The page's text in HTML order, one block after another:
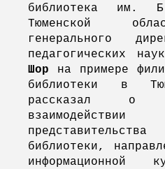
библиотека им.
Тюменской
генерального
педагогических
Шор на примере
библиотеки в
рассказал о
взаимодействии
библиотеки,
информационной